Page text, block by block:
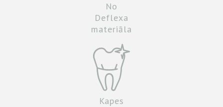
No
Deflexa
materiāla
Kapes